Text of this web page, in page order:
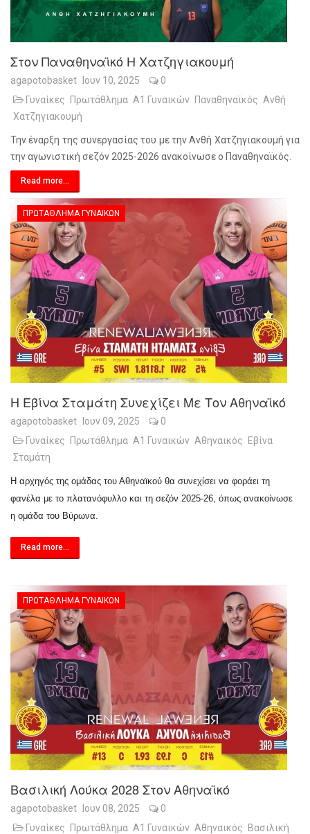
Στον Παναθηναϊκό Η Χατζηγιακουμή
agapotobasket Ιουν 10, 2025
0
Γυναίκες
Πρωτάθλημα Α1 Γυναικών Παναθηναϊκός Ανθή
Χατζηγιακουμή
Την έναρξη της συνεργασίας του με την Ανθή Χατζηγιακουμή για
την αγωνιστική σεζόν 2025-2026 ανακοίνωσε ο Παναθηναϊκός.
Read more...
ΠΡΩΤΆΘΛΗΜΑ ΓΥΝΑΙΚΏΝ
Η Εβίνα Σταμάτη Συνεχίζει Με Τον Αθηναϊκό
agapotobasket Ιουν 09, 2025
0
Γυναίκες
Πρωτάθλημα Α1 Γυναικών Αθηναικός
Εβίνα
Σταμάτη
Η αρχηγός της ομάδας του Αθηναϊκού θα συνεχίσει να φοράει τη
φανέλα με το πλατανόφυλλο και τη σεζόν 2025-26, όπως ανακοίνωσε
η ομάδα του Βύρωνα.
Read more...
ΠΡΩΤΆΘΛΗΜΑ ΓΥΝΑΙΚΏΝ
Βασιλική Λούκα 2028 Στον Αθηναϊκό
agapotobasket Ιουν 08, 2025
0
Γυναίκες
Πρωτάθλημα Α1 Γυναικών Αθηναικός
Βασιλική